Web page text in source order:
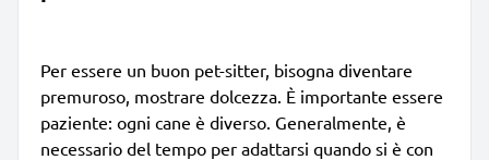
Per essere un buon pet-sitter, bisogna diventare
premuroso, mostrare dolcezza. È importante essere
paziente: ogni cane è diverso. Generalmente, è
necessario del tempo per adattarsi quando si è con